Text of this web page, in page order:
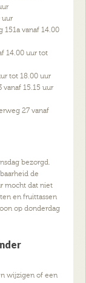
uur
151a vanaf 14.00
14.00 uur tot
tot 18.00 uur
vanaf 15.15 uur
27 vanaf
bezorgd.
de
mocht dat niet
en fruittassen
op donderdag
wijzigen of een